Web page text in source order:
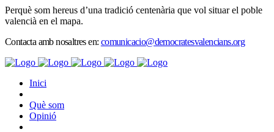
Perquè som hereus d’una tradició centenària que vol situar el poble
valencià en el mapa.
Contacta amb nosaltres en: comunicacio@democratesvalencians.org
Inici
Què som
Opinió